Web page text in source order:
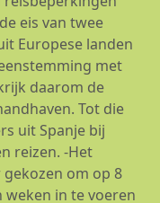
eis van twee
Europese landen
met
daarom de
Tot die
uit Spanje bij
reizen. -Het
om op 8
in te voeren